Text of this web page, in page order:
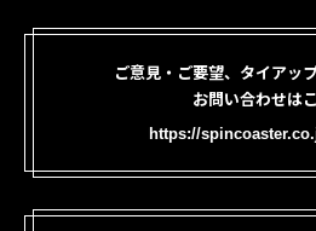
ご意見・ご要望、タイアッ
お問い合わせは
https://